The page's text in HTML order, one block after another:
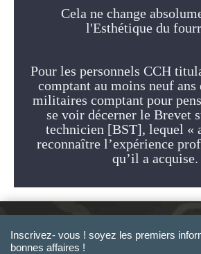
Cela ne change
l'Esthétique du
Pour les personnels CCH
comptant au moins neuf ans
militaires comptant pour
se voir décerner le Brevet
technicien [BST], lequel «
reconnaître l’expérience
qu’il a acquise.
Inscrivez- vous ! soyez les premiers
bonnes affaires !